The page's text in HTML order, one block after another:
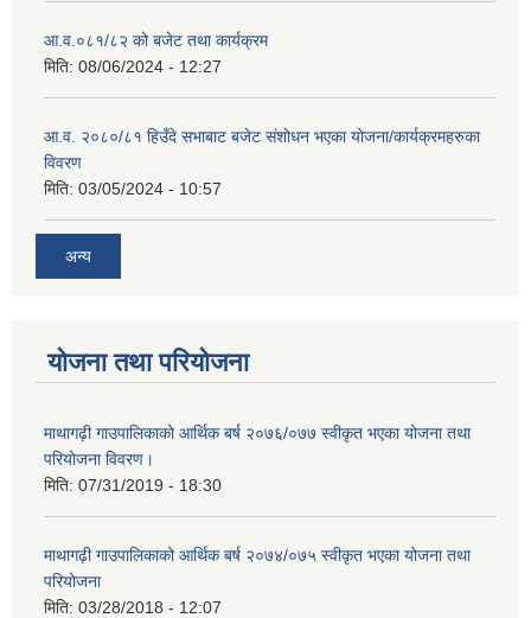
आ.व.०८१/८२ को बजेट तथा कार्यक्रम
मिति: 08/06/2024 - 12:27
आ.व. २०८०/८१ हिउँदे सभाबाट बजेट संशोधन भएका योजना/कार्यक्रमहरुका
विवरण
मिति: 03/05/2024 - 10:57
अन्य
योजना तथा परियोजना
माथागढ़ी गाउपालिकाको आर्थिक बर्ष २०७६/०७७ स्वीकृत भएका योजना तथा
परियोजना विवरण।
मिति: 07/31/2019 - 18:30
माथागढ़ी गाउपालिकाको आर्थिक बर्ष २०७४/०७५ स्वीकृत भएका योजना तथा
परियोजना
मिति: 03/28/2018 - 12:07